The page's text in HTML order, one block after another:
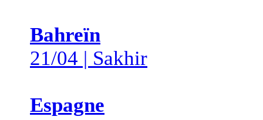
Bahreïn
21/04 | Sakhir
Espagne